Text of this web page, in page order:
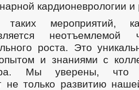
кардионеврологии и
таких мероприятий,
неотъемлемой
роста. Это
и знаниями с
Мы уверены, что
не только развитию